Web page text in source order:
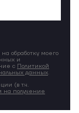
обработку моего
и
с Политикой
данных.
(в т.ч.
на получение